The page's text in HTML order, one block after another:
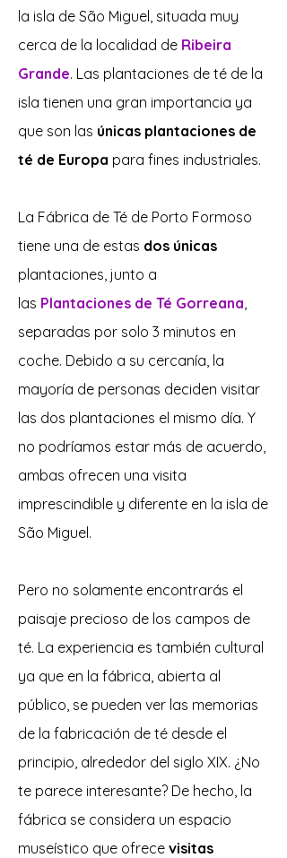
la isla de São Miguel, situada muy
cerca de la localidad de Ribeira
Grande. Las plantaciones de té de la
isla tienen una gran importancia ya
que son las únicas plantaciones de
té de Europa para fines industriales.
La Fábrica de Té de Porto Formoso
tiene una de estas dos únicas
plantaciones, junto a
las Plantaciones de Té Gorreana,
separadas por solo 3 minutos en
coche. Debido a su cercanía, la
mayoría de personas deciden visitar
las dos plantaciones el mismo día. Y
no podríamos estar más de acuerdo,
ambas ofrecen una visita
imprescindible y diferente en la isla de
São Miguel.
Pero no solamente encontrarás el
paisaje precioso de los campos de
té. La experiencia es también cultural
ya que en la fábrica, abierta al
público, se pueden ver las memorias
de la fabricación de té desde el
principio, alrededor del siglo XIX. ¿No
te parece interesante? De hecho, la
fábrica se considera un espacio
museístico que ofrece visitas